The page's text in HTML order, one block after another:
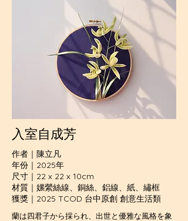
入室自成芳
作者｜陳立凡
年份｜2025年
尺寸｜22 x 22 x 10cm
材質｜嫘縈絲線、銅絲、鋁線、紙、繡框
獲獎｜2025 TCOD 台中原創 創意生活類
蘭は四君子から採られ、出世と優雅な風格を象